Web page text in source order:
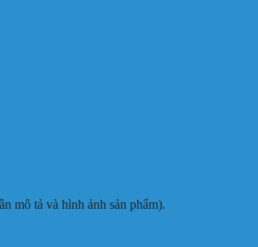
mô tả và hình ảnh sản phẩm).